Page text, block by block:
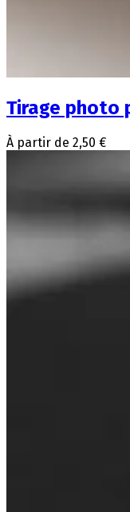
Tirage photo
À partir de 2,50 €